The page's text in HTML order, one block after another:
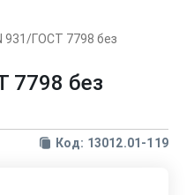
931/ГОСТ 7798 без
7798 без
Код: 13012.01-119